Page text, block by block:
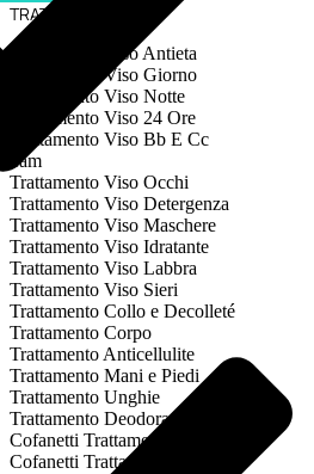
TRATTAMENTI
Trattamento Viso Antieta
Trattamento Viso Giorno
Trattamento Viso Notte
Trattamento Viso 24 Ore
Trattamento Viso Bb E Cc
Cream
Trattamento Viso Occhi
Trattamento Viso Detergenza
Trattamento Viso Maschere
Trattamento Viso Idratante
Trattamento Viso Labbra
Trattamento Viso Sieri
Trattamento Collo e Decolleté
Trattamento Corpo
Trattamento Anticellulite
Trattamento Mani e Piedi
Trattamento Unghie
Trattamento Deodoranti
Cofanetti Trattamento Viso
Cofanetti Trattamento Corpo